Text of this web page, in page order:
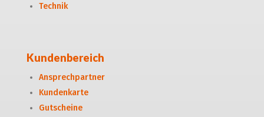
Technik
Kundenbereich
Ansprechpartner
Kundenkarte
Gutscheine